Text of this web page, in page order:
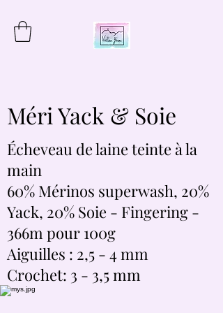
Méri Yack & Soie
Écheveau de laine teinte à la
main
60% Mérinos superwash, 20%
Yack, 20% Soie - Fingering -
366m pour 100g
Aiguilles : 2,5 - 4 mm
Crochet: 3 - 3,5 mm